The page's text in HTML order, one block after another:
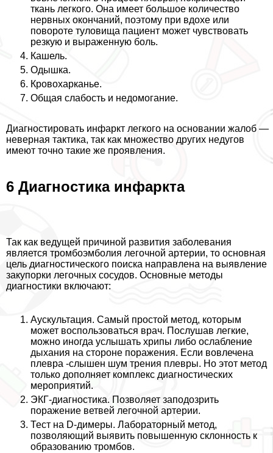
ткань легкого. Она имеет большое количество
нервных окончаний, поэтому при вдохе или
повороте туловища пациент может чувствовать
резкую и выраженную боль.
Кашель.
Одышка.
Кровохарканье.
Общая слабость и недомогание.
Диагностировать инфаркт легкого на основании жалоб —
неверная тактика, так как множество других недугов
имеют точно такие же проявления.
6 Диагностика инфаркта
Так как ведущей причиной развития заболевания
является тромбоэмболия легочной артерии, то основная
цель диагностического поиска направлена на выявление
закупорки легочных сосудов. Основные методы
диагностики включают:
Аускультация. Самый простой метод, которым
может воспользоваться врач. Послушав легкие,
можно иногда услышать хрипы либо ослабление
дыхания на стороне поражения. Если вовлечена
плевра -слышен шум трения плевры. Но этот метод
только дополняет комплекс диагностических
мероприятий.
ЭКГ-диагностика. Позволяет заподозрить
поражение ветвей легочной артерии.
Тест на D-димеры. Лабораторный метод,
позволяющий выявить повышенную склонность к
образованию тромбов.